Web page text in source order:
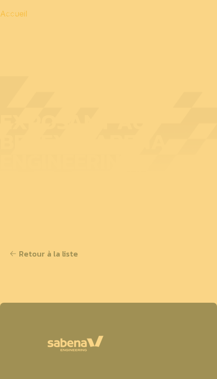
Accueil
Retour à la liste